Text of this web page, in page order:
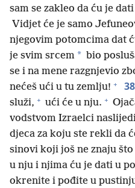
sam se zakleo da ću je
Vidjet će je samo
njegovim potomcima dat
je svim srcem * bio
se i na mene razgnjevio
nećeš ući u tu zemlju! + 38
služi, + ući će u nju. +
vodstvom Izraelci
djeca za koju ste rekli da
sinovi koji još ne znaju
u nju i njima ću je dati u
okrenite i pođite u